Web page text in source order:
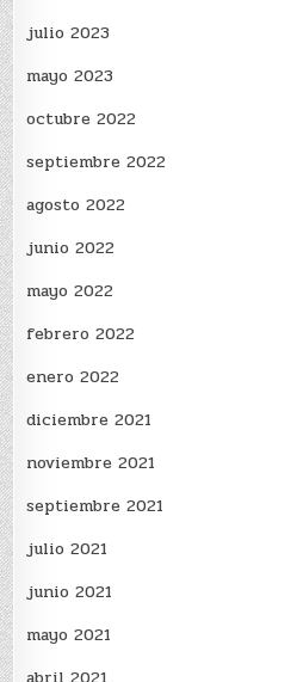
julio 2023
mayo 2023
octubre 2022
septiembre 2022
agosto 2022
junio 2022
mayo 2022
febrero 2022
enero 2022
diciembre 2021
noviembre 2021
septiembre 2021
julio 2021
junio 2021
mayo 2021